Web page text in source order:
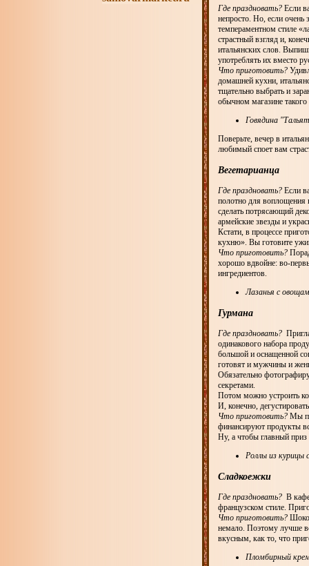
Где праздновать? Если
непросто. Но, если очень
темпераментном стиле
страстный взгляд и,
итальянских слов.
употреблять их вместо
Что приготовить?
домашней кухни,
тщательно выбрать и
обычном магазине
Говядина
Поверьте, вечер в
любимый споет вам
Вегетарианца
Где праздновать? Если
полотно для воплощения
сделать потрясающий
армейские звезды и
Кстати, в процессе
кухню». Вы готовите
Что приготовить?
хорошо вдвойне: во-
ингредиентов.
Лазанья с
Гурмана
Где праздновать?
одинакового набора
большой и оснащенной
готовят и мужчины и
Обязательно
секретами.
Потом можно устроить
И, конечно,
Что приготовить? Мы
финансируют продукты
Ну, а чтобы главный приз
Роллы из курицы
Сладкоежки
Где праздновать? В
французском стиле.
Что приготовить?
немало. Поэтому лучше
вкусным, как то, что
Пломбирный